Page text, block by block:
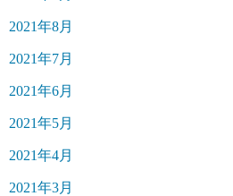
2021年8月
2021年7月
2021年6月
2021年5月
2021年4月
2021年3月